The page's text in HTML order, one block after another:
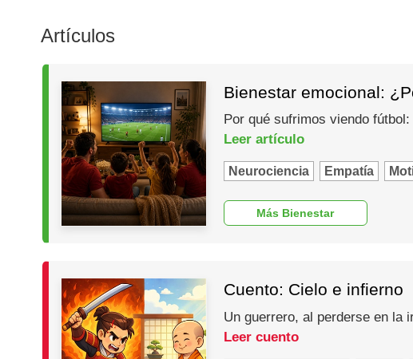
Artículos
Bienestar emocional:
Por qué sufrimos viendo
Leer artículo
Neurociencia Empatía
Más Bienestar
Cuento: Cielo e infierno
Un guerrero, al perderse en la
Leer cuento